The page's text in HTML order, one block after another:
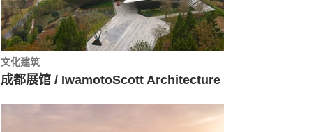
文化建筑
成都展馆 / IwamotoScott Architecture